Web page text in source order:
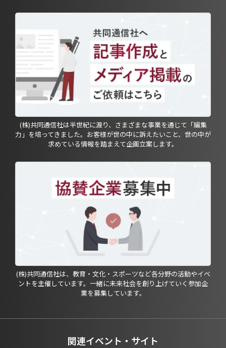
(株)共同通信社は半世紀に渡り、さまざまな事業を通じて「編集
力」を培ってきました。お客様が世の中に訴えたいこと、世の中が
求めている情報を踏まえて企画立案します。
(株)共同通信社は、教育・文化・スポーツなど各分野の活動やイベ
ントを主催しています。一緒に未来社会を創り上げていく参加企
業を募集しています。
関連イベント・サイト